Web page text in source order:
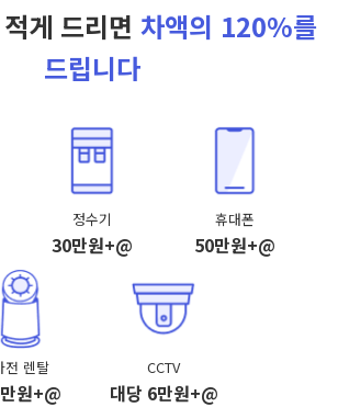
게 드리면 차액의 120%를
드립니다
정수기
30만원+@
휴대폰
50만원+@
전 렌탈
원+@
CCTV
대당 6만원+@